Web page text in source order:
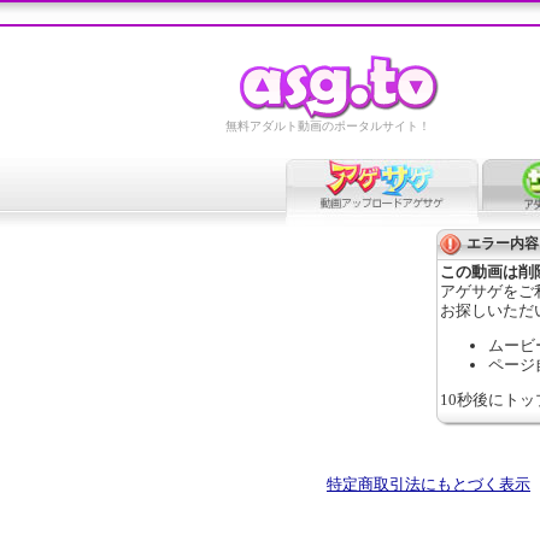
無料アダルト動画のポータルサイト！
エラー内容
この動画は削
アゲサゲをご
お探しいただ
ムービ
ページ
10秒後にト
特定商取引法にもとづく表示